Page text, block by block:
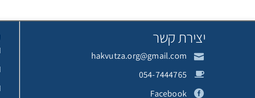
יצירת קשר
hakvutza.org@gmail.com
054-7444765
Facebook